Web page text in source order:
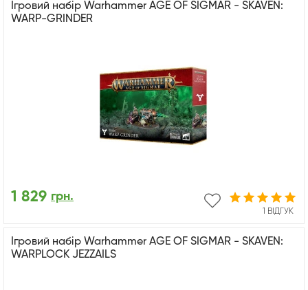
Ігровий набір Warhammer AGE OF SIGMAR - SKAVEN:
WARP-GRINDER
1 ВІДГУК
1 829 грн.
Ігровий набір Warhammer AGE OF SIGMAR - SKAVEN:
WARPLOCK JEZZAILS